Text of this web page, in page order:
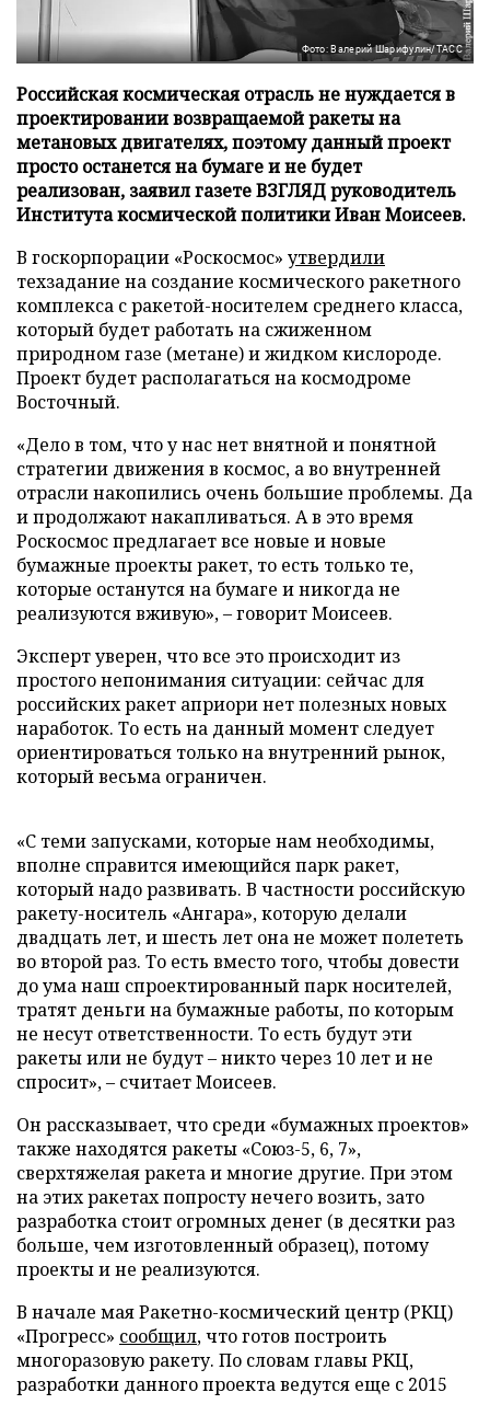
Фото: Валерий Шарифулин/ТАСС
Российская космическая отрасль не нуждается в
проектировании возвращаемой ракеты на
метановых двигателях, поэтому данный проект
просто останется на бумаге и не будет
реализован, заявил газете ВЗГЛЯД руководитель
Института космической политики Иван Моисеев.
В госкорпорации «Роскосмос» утвердили
техзадание на создание космического ракетного
комплекса с ракетой-носителем среднего класса,
который будет работать на сжиженном
природном газе (метане) и жидком кислороде.
Проект будет располагаться на космодроме
Восточный.
«Дело в том, что у нас нет внятной и понятной
стратегии движения в космос, а во внутренней
отрасли накопились очень большие проблемы. Да
и продолжают накапливаться. А в это время
Роскосмос предлагает все новые и новые
бумажные проекты ракет, то есть только те,
которые останутся на бумаге и никогда не
реализуются вживую», – говорит Моисеев.
Эксперт уверен, что все это происходит из
простого непонимания ситуации: сейчас для
российских ракет априори нет полезных новых
наработок. То есть на данный момент следует
ориентироваться только на внутренний рынок,
который весьма ограничен.
«С теми запусками, которые нам необходимы,
вполне справится имеющийся парк ракет,
который надо развивать. В частности российскую
ракету-носитель «Ангара», которую делали
двадцать лет, и шесть лет она не может полететь
во второй раз. То есть вместо того, чтобы довести
до ума наш спроектированный парк носителей,
тратят деньги на бумажные работы, по которым
не несут ответственности. То есть будут эти
ракеты или не будут – никто через 10 лет и не
спросит», – считает Моисеев.
Он рассказывает, что среди «бумажных проектов»
также находятся ракеты «Союз-5, 6, 7»,
сверхтяжелая ракета и многие другие. При этом
на этих ракетах попросту нечего возить, зато
разработка стоит огромных денег (в десятки раз
больше, чем изготовленный образец), потому
проекты и не реализуются.
В начале мая Ракетно-космический центр (РКЦ)
«Прогресс» сообщил, что готов построить
многоразовую ракету. По словам главы РКЦ,
разработки данного проекта ведутся еще с 2015